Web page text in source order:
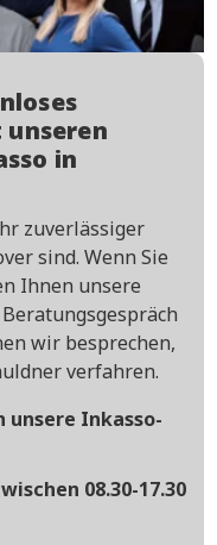
in
zuverlässiger
sind. Wenn Sie
Ihnen unsere
wir besprechen,
verfahren.
unsere Inkasso-
08.30-17.30